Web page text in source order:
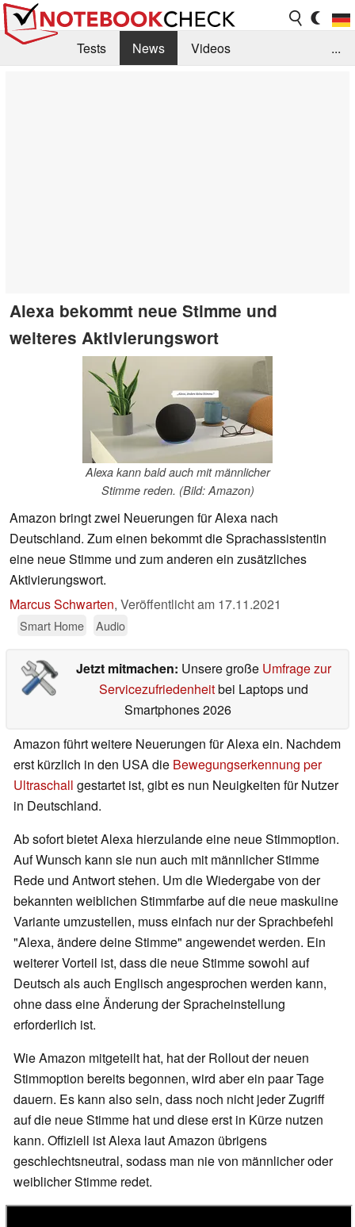
Tests News
Videos
...
Alexa bekommt neue Stimme und
weiteres Aktivierungswort
Alexa kann bald auch mit männlicher
Stimme reden. (Bild: Amazon)
Amazon bringt zwei Neuerungen für Alexa nach
Deutschland. Zum einen bekommt die Sprachassistentin
eine neue Stimme und zum anderen ein zusätzliches
Aktivierungswort.
Marcus Schwarten, Veröffentlicht am 17.11.2021
Smart Home Audio
Jetzt mitmachen: Unsere große Umfrage zur
Servicezufriedenheitbei Laptops und
Smartphones 2026
Amazon führt weitere Neuerungen für Alexa ein. Nachdem
erst kürzlich in den USA die Bewegungserkennung per
Ultraschall gestartet ist, gibt es nun Neuigkeiten für Nutzer
in Deutschland.
Ab sofort bietet Alexa hierzulande eine neue Stimmoption.
Auf Wunsch kann sie nun auch mit männlicher Stimme
Rede und Antwort stehen. Um die Wiedergabe von der
bekannten weiblichen Stimmfarbe auf die neue maskuline
Variante umzustellen, muss einfach nur der Sprachbefehl
"Alexa, ändere deine Stimme" angewendet werden. Ein
weiterer Vorteil ist, dass die neue Stimme sowohl auf
Deutsch als auch Englisch angesprochen werden kann,
ohne dass eine Änderung der Spracheinstellung
erforderlich ist.
Wie Amazon mitgeteilt hat, hat der Rollout der neuen
Stimmoption bereits begonnen, wird aber ein paar Tage
dauern. Es kann also sein, dass noch nicht jeder Zugriff
auf die neue Stimme hat und diese erst in Kürze nutzen
kann. Offiziell ist Alexa laut Amazon übrigens
geschlechtsneutral, sodass man nie von männlicher oder
weiblicher Stimme redet.